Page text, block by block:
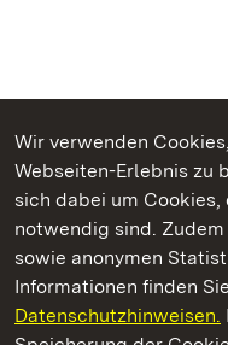
Wir verwenden
Webseiten-Erlebnis zu
sich dabei um
notwendig sind.
sowie anonymen
Informationen finden
Datenschutzhinweisen.
Kommen. Staunen.
Residenzschloss Rastatt